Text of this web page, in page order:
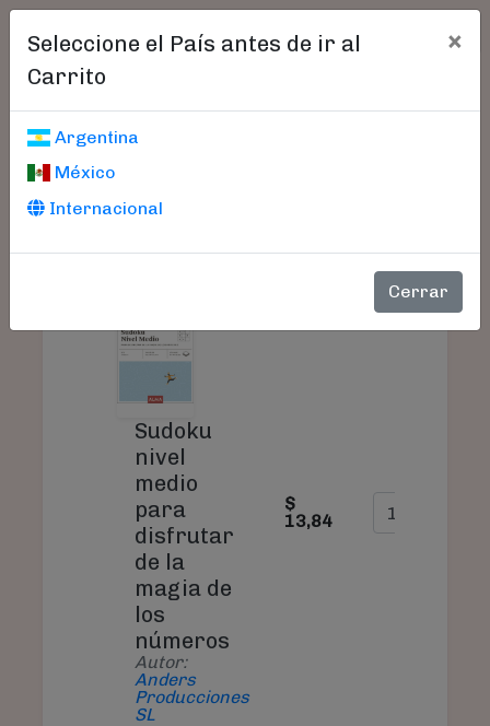
Seleccione el País antes de ir al
Carrito
×
Argentina
México
Internacional
Cerrar
Carrito De Compras
PRODUCTO PRECIO CANTIDAD
Sudoku
nivel
medio
para
disfrutar
de la
magia de
los
números
Autor:
Anders
Producciones
SL
$
13,84